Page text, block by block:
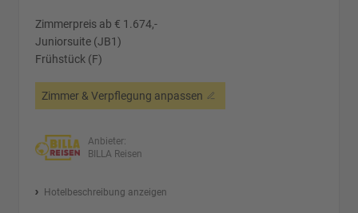
Zimmerpreis ab € 1.674,-
Juniorsuite (JB1)
Frühstück (F)
Zimmer & Verpflegung anpassen
Anbieter:
BILLA Reisen
Hotelbeschreibung anzeigen